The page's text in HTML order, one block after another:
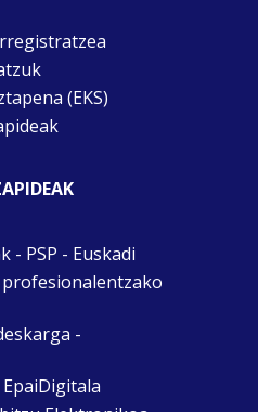
(EKS)
- PSP - Euskadi
-